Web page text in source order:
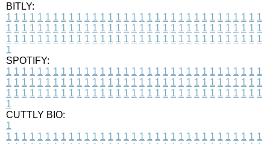
BITLY:
1 1 1 1 1 1 1 1 1 1 1 1 1 1 1 1 1 1 1 1 1 1 1 1 1 1 1 1 1 1 1 1 1
1 1 1 1 1 1 1 1 1 1 1 1 1 1 1 1 1 1 1 1 1 1 1 1 1 1 1 1 1 1 1 1 1
1 1 1 1 1 1 1 1 1 1 1 1 1 1 1 1 1 1 1 1 1 1 1 1 1 1 1 1 1 1 1 1 1
1
SPOTIFY:
1 1 1 1 1 1 1 1 1 1 1 1 1 1 1 1 1 1 1 1 1 1 1 1 1 1 1 1 1 1 1 1 1
1 1 1 1 1 1 1 1 1 1 1 1 1 1 1 1 1 1 1 1 1 1 1 1 1 1 1 1 1 1 1 1 1
1 1 1 1 1 1 1 1 1 1 1 1 1 1 1 1 1 1 1 1 1 1 1 1 1 1 1 1 1 1 1 1 1
1
CUTTLY BIO:
1
1 1 1 1 1 1 1 1 1 1 1 1 1 1 1 1 1 1 1 1 1 1 1 1 1 1 1 1 1 1 1 1 1